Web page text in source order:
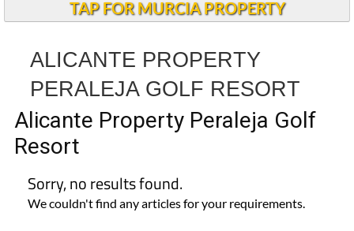
EDITIONS: Spanish News Today
Alicante Today
Andalucia Today
TAP FOR MURCIA PROPERTY
PERALEJA GOLF RESORT